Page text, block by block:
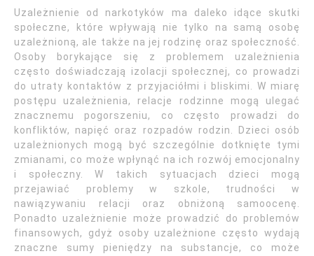
Uzależnienie od narkotyków ma daleko idące skutki
społeczne, które wpływają nie tylko na samą osobę
uzależnioną, ale także na jej rodzinę oraz społeczność.
Osoby borykające się z problemem uzależnienia
często doświadczają izolacji społecznej, co prowadzi
do utraty kontaktów z przyjaciółmi i bliskimi. W miarę
postępu uzależnienia, relacje rodzinne mogą ulegać
znacznemu pogorszeniu, co często prowadzi do
konfliktów, napięć oraz rozpadów rodzin. Dzieci osób
uzależnionych mogą być szczególnie dotknięte tymi
zmianami, co może wpłynąć na ich rozwój emocjonalny
i społeczny. W takich sytuacjach dzieci mogą
przejawiać problemy w szkole, trudności w
nawiązywaniu relacji oraz obniżoną samoocenę.
Ponadto uzależnienie może prowadzić do problemów
finansowych, gdyż osoby uzależnione często wydają
znaczne sumy pieniędzy na substancje, co może